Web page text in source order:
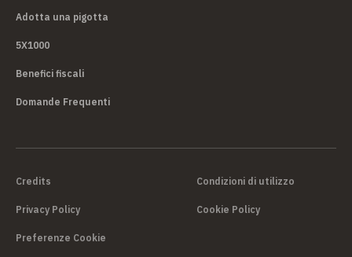
Adotta una pigotta
5X1000
Benefici fiscali
Domande Frequenti
Credits Condizioni di utilizzo
Privacy Policy Cookie Policy
Preferenze Cookie